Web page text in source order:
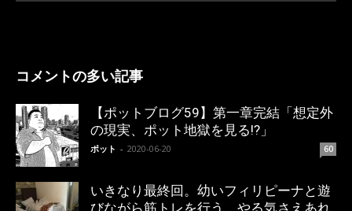
コメントの多い記事
【ポットブログ59】第一章完結「想定外
の現実、ポット地獄を見る!?」
ポット - 2020-06-20 60
いきなり最終回。幼いフィリピーナと遊
びながら筋トレを行う。やる気さえあれ